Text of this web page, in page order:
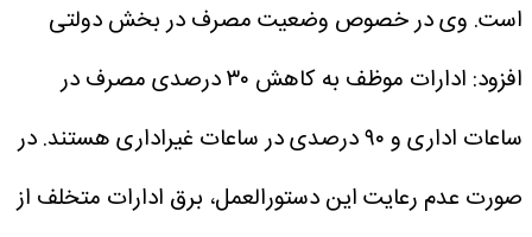
است. وی در خصوص وضعیت مصرف در بخش دولتی
افزود: ادارات موظف به کاهش ۳۰ درصدی مصرف در
ساعات اداری و ۹۰ درصدی در ساعات غیراداری هستند. در
صورت عدم رعایت این دستورالعمل، برق ادارات متخلف از